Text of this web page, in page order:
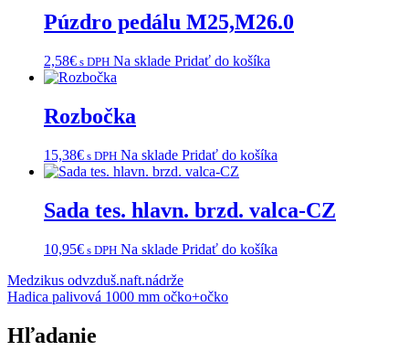
Púzdro pedálu M25,M26.0
2,58€ s DPH Na sklade Pridať do košíka
Rozbočka
15,38€ s DPH Na sklade Pridať do košíka
Sada tes. hlavn. brzd. valca-CZ
10,95€ s DPH Na sklade Pridať do košíka
Navigácia
v
článku
Medzikus odvzduš.naft.nádrže
Hadica palivová 1000 mm očko+očko
Hľadanie